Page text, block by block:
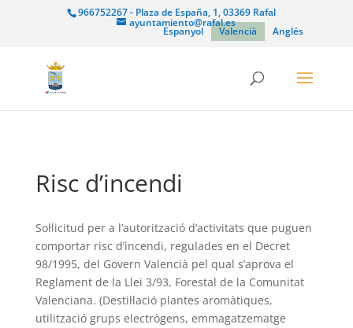
966752267 - Plaza de España, 1, 03369 Rafal
ayuntamiento@rafal.es
Espanyol Valencià Anglés
Risc d’incendi
Sol·licitud per a l’autorització d’activitats que puguen
comportar risc d’incendi, regulades en el Decret
98/1995, del Govern Valencià pel qual s’aprova el
Reglament de la Llei 3/93, Forestal de la Comunitat
Valenciana. (Destil·lació plantes aromàtiques,
utilització grups electrògens, emmagatzematge